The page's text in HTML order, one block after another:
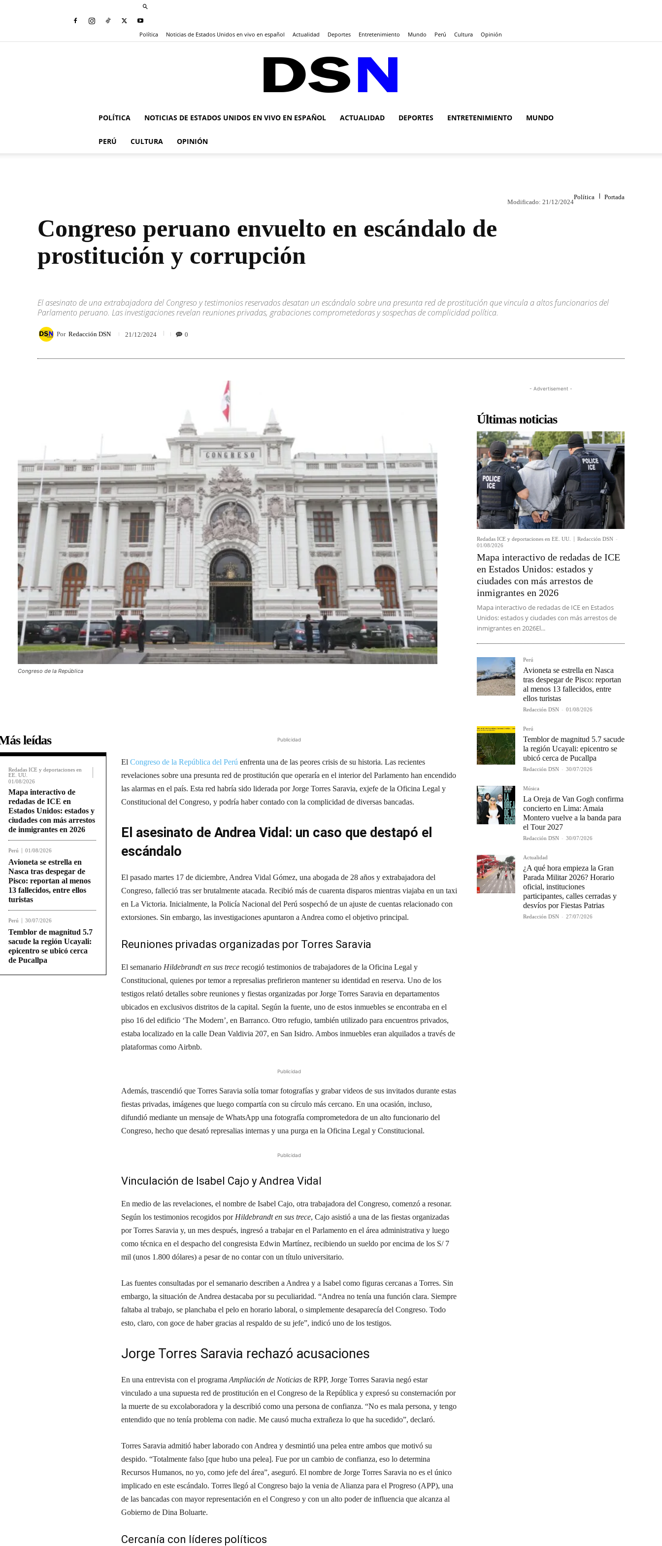
Política Noticias de Estados Unidos en vivo en español Actualidad Deportes Entretenimiento Mundo Perú Cultura Opinión
POLÍTICA NOTICIAS DE ESTADOS UNIDOS EN VIVO EN ESPAÑOL ACTUALIDAD DEPORTES ENTRETENIMIENTO MUNDO
PERÚ CULTURA OPINIÓN
Política Portada
Modificado: 21/12/2024
Congreso peruano envuelto en escándalo de
prostitución y corrupción
El asesinato de una extrabajadora del Congreso y testimonios reservados desatan un escándalo sobre una presunta red de prostitución que vincula a altos funcionarios del
Parlamento peruano. Las investigaciones revelan reuniones privadas, grabaciones comprometedoras y sospechas de complicidad política.
Por Redacción DSN 21/12/2024 0
Congreso de la República
leídas
Redadas ICE y deportaciones en
EE. UU.
01/08/2026
Mapa interactivo de
redadas de ICE en
Estados Unidos: estados y
ciudades con más arrestos
de inmigrantes en 2026
Perú 01/08/2026
Avioneta se estrella en
Nasca tras despegar de
Pisco: reportan al menos
13 fallecidos, entre ellos
turistas
Perú 30/07/2026
Temblor de magnitud 5.7
sacude la región Ucayali:
epicentro se ubicó cerca
de Pucallpa
Publicidad
El Congreso de la República del Perú enfrenta una de las peores crisis de su historia. Las recientes
revelaciones sobre una presunta red de prostitución que operaría en el interior del Parlamento han encendido
las alarmas en el país. Esta red habría sido liderada por Jorge Torres Saravia, exjefe de la Oficina Legal y
Constitucional del Congreso, y podría haber contado con la complicidad de diversas bancadas.
El asesinato de Andrea Vidal: un caso que destapó el
escándalo
El pasado martes 17 de diciembre, Andrea Vidal Gómez, una abogada de 28 años y extrabajadora del
Congreso, falleció tras ser brutalmente atacada. Recibió más de cuarenta disparos mientras viajaba en un taxi
en La Victoria. Inicialmente, la Policía Nacional del Perú sospechó de un ajuste de cuentas relacionado con
extorsiones. Sin embargo, las investigaciones apuntaron a Andrea como el objetivo principal.
Reuniones privadas organizadas por Torres Saravia
El semanario Hildebrandt en sus trece recogió testimonios de trabajadores de la Oficina Legal y
Constitucional, quienes por temor a represalias prefirieron mantener su identidad en reserva. Uno de los
testigos relató detalles sobre reuniones y fiestas organizadas por Jorge Torres Saravia en departamentos
ubicados en exclusivos distritos de la capital. Según la fuente, uno de estos inmuebles se encontraba en el
piso 16 del edificio ‘The Modern’, en Barranco. Otro refugio, también utilizado para encuentros privados,
estaba localizado en la calle Dean Valdivia 207, en San Isidro. Ambos inmuebles eran alquilados a través de
plataformas como Airbnb.
Publicidad
Además, trascendió que Torres Saravia solía tomar fotografías y grabar videos de sus invitados durante estas
fiestas privadas, imágenes que luego compartía con su círculo más cercano. En una ocasión, incluso,
difundió mediante un mensaje de WhatsApp una fotografía comprometedora de un alto funcionario del
Congreso, hecho que desató represalias internas y una purga en la Oficina Legal y Constitucional.
Publicidad
Vinculación de Isabel Cajo y Andrea Vidal
En medio de las revelaciones, el nombre de Isabel Cajo, otra trabajadora del Congreso, comenzó a resonar.
Según los testimonios recogidos por Hildebrandt en sus trece, Cajo asistió a una de las fiestas organizadas
por Torres Saravia y, un mes después, ingresó a trabajar en el Parlamento en el área administrativa y luego
como técnica en el despacho del congresista Edwin Martínez, recibiendo un sueldo por encima de los S/ 7
mil (unos 1.800 dólares) a pesar de no contar con un título universitario.
Las fuentes consultadas por el semanario describen a Andrea y a Isabel como figuras cercanas a Torres. Sin
embargo, la situación de Andrea destacaba por su peculiaridad. “Andrea no tenía una función clara. Siempre
faltaba al trabajo, se planchaba el pelo en horario laboral, o simplemente desaparecía del Congreso. Todo
esto, claro, con goce de haber gracias al respaldo de su jefe”, indicó uno de los testigos.
Jorge Torres Saravia rechazó acusaciones
En una entrevista con el programa Ampliación de Noticias de RPP, Jorge Torres Saravia negó estar
vinculado a una supuesta red de prostitución en el Congreso de la República y expresó su consternación por
la muerte de su excolaboradora y la describió como una persona de confianza. “No es mala persona, y tengo
entendido que no tenía problema con nadie. Me causó mucha extrañeza lo que ha sucedido”, declaró.
Torres Saravia admitió haber laborado con Andrea y desmintió una pelea entre ambos que motivó su
despido. “Totalmente falso [que hubo una pelea]. Fue por un cambio de confianza, eso lo determina
Recursos Humanos, no yo, como jefe del área”, aseguró. El nombre de Jorge Torres Saravia no es el único
implicado en este escándalo. Torres llegó al Congreso bajo la venia de Alianza para el Progreso (APP), una
de las bancadas con mayor representación en el Congreso y con un alto poder de influencia que alcanza al
Gobierno de Dina Boluarte.
Cercanía con líderes políticos
- Advertisement -
Últimas noticias
Redadas ICE y deportaciones en EE. UU. Redacción DSN -
01/08/2026
Mapa interactivo de redadas de ICE
en Estados Unidos: estados y
ciudades con más arrestos de
inmigrantes en 2026
Mapa interactivo de redadas de ICE en Estados
Unidos: estados y ciudades con más arrestos de
inmigrantes en 2026El...
Perú
Avioneta se estrella en Nasca
tras despegar de Pisco: reportan
al menos 13 fallecidos, entre
ellos turistas
Redacción DSN - 01/08/2026
Perú
Temblor de magnitud 5.7 sacude
la región Ucayali: epicentro se
ubicó cerca de Pucallpa
Redacción DSN - 30/07/2026
Música
La Oreja de Van Gogh confirma
concierto en Lima: Amaia
Montero vuelve a la banda para
el Tour 2027
Redacción DSN - 30/07/2026
Actualidad
¿A qué hora empieza la Gran
Parada Militar 2026? Horario
oficial, instituciones
participantes, calles cerradas y
desvíos por Fiestas Patrias
Redacción DSN - 27/07/2026